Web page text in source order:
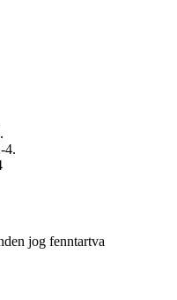
4.
jog fenntartva